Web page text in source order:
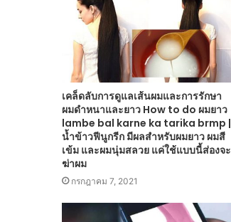
เคล็ดลับการดูแลเส้นผมและการรักษา
ผมดำหนาและยาว How to do ผมยาว
lambe bal karne ka tarika brmp |
น้ำข้าวฟีนูกรีก มีผลสำหรับผมยาว ผมสี
เข้ม และผมนุ่มสลวย แค่ใช้แบบนี้ส่องจะ
ฆ่าผม
กรกฎาคม 7, 2021